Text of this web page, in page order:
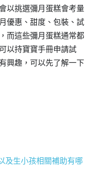
以挑選彌月蛋糕會考量
優惠、甜度、包裝、試
而這些彌月蛋糕通常都
以持寶寶手冊申請試
興趣，可以先了解一下
及生小孩相關補助有哪